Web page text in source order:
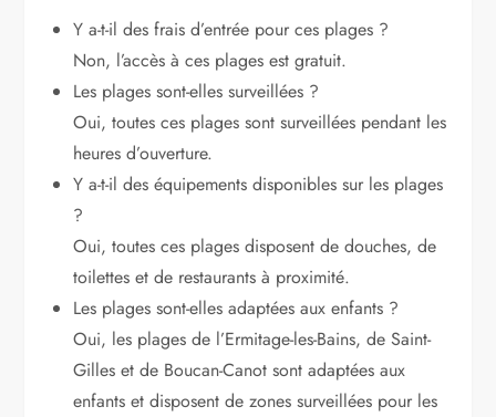
Y a-t-il des frais d’entrée pour ces plages ?
Non, l’accès à ces plages est gratuit.
Les plages sont-elles surveillées ?
Oui, toutes ces plages sont surveillées pendant les
heures d’ouverture.
Y a-t-il des équipements disponibles sur les plages
?
Oui, toutes ces plages disposent de douches, de
toilettes et de restaurants à proximité.
Les plages sont-elles adaptées aux enfants ?
Oui, les plages de l’Ermitage-les-Bains, de Saint-
Gilles et de Boucan-Canot sont adaptées aux
enfants et disposent de zones surveillées pour les